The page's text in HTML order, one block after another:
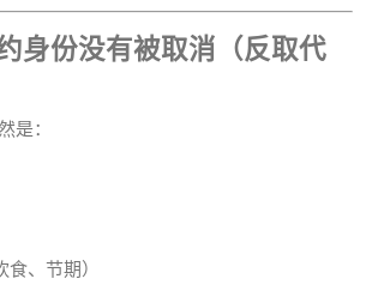
身份没有被取消（反取代
是：
、节期）